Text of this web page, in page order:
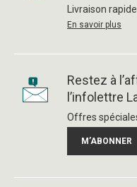
Livraison
En savoir plus
Restez à
l’infolettre
Offres
M’ABONNER